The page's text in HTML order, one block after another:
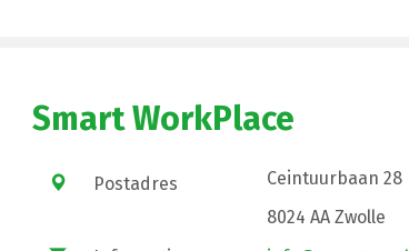
Smart WorkPlace
Postadres
Ceintuurbaan 28
8024 AA Zwolle